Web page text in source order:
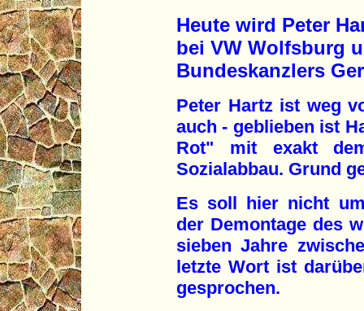
Heute wird Peter
bei VW Wolfsburg
Bundeskanzlers
Peter Hartz ist weg
auch - geblieben ist
Rot" mit exakt
Sozialabbau. Grund
Es soll hier nicht
der Demontage des
sieben Jahre
letzte Wort ist
gesprochen.